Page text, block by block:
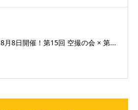
8月8日開催！第15回 空撮の会 × 第...